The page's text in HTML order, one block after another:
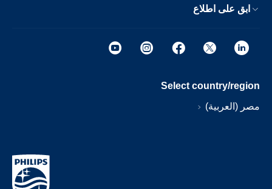
ابق على اطلاع
Select country/region
مصر (العربية)